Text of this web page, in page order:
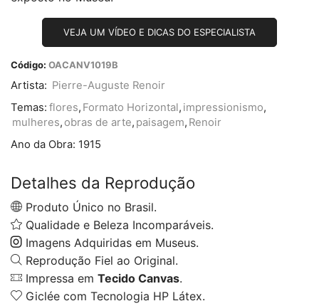
VEJA UM VÍDEO E DICAS DO ESPECIALISTA
Código: OACANV1019B
Artista: Pierre-Auguste Renoir
Temas: flores, Formato Horizontal, impressionismo,
mulheres, obras de arte, paisagem, Renoir
Ano da Obra: 1915
Detalhes da Reprodução
Produto Único no Brasil.
Qualidade e Beleza Incomparáveis.
Imagens Adquiridas em Museus.
Reprodução Fiel ao Original.
Impressa em Tecido Canvas.
Giclée com Tecnologia HP Látex.